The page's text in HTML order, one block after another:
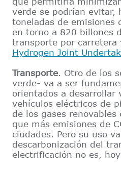
verde se podrían evitar,
toneladas de emisiones
en torno a 820 billones
transporte por carretera
Hydrogen Joint
Transporte. Otro de los
verde- va a ser
orientados a
vehículos eléctricos de
de los gases renovables
que más emisiones de
ciudades. Pero su uso
descarbonización del
electrificación no es,